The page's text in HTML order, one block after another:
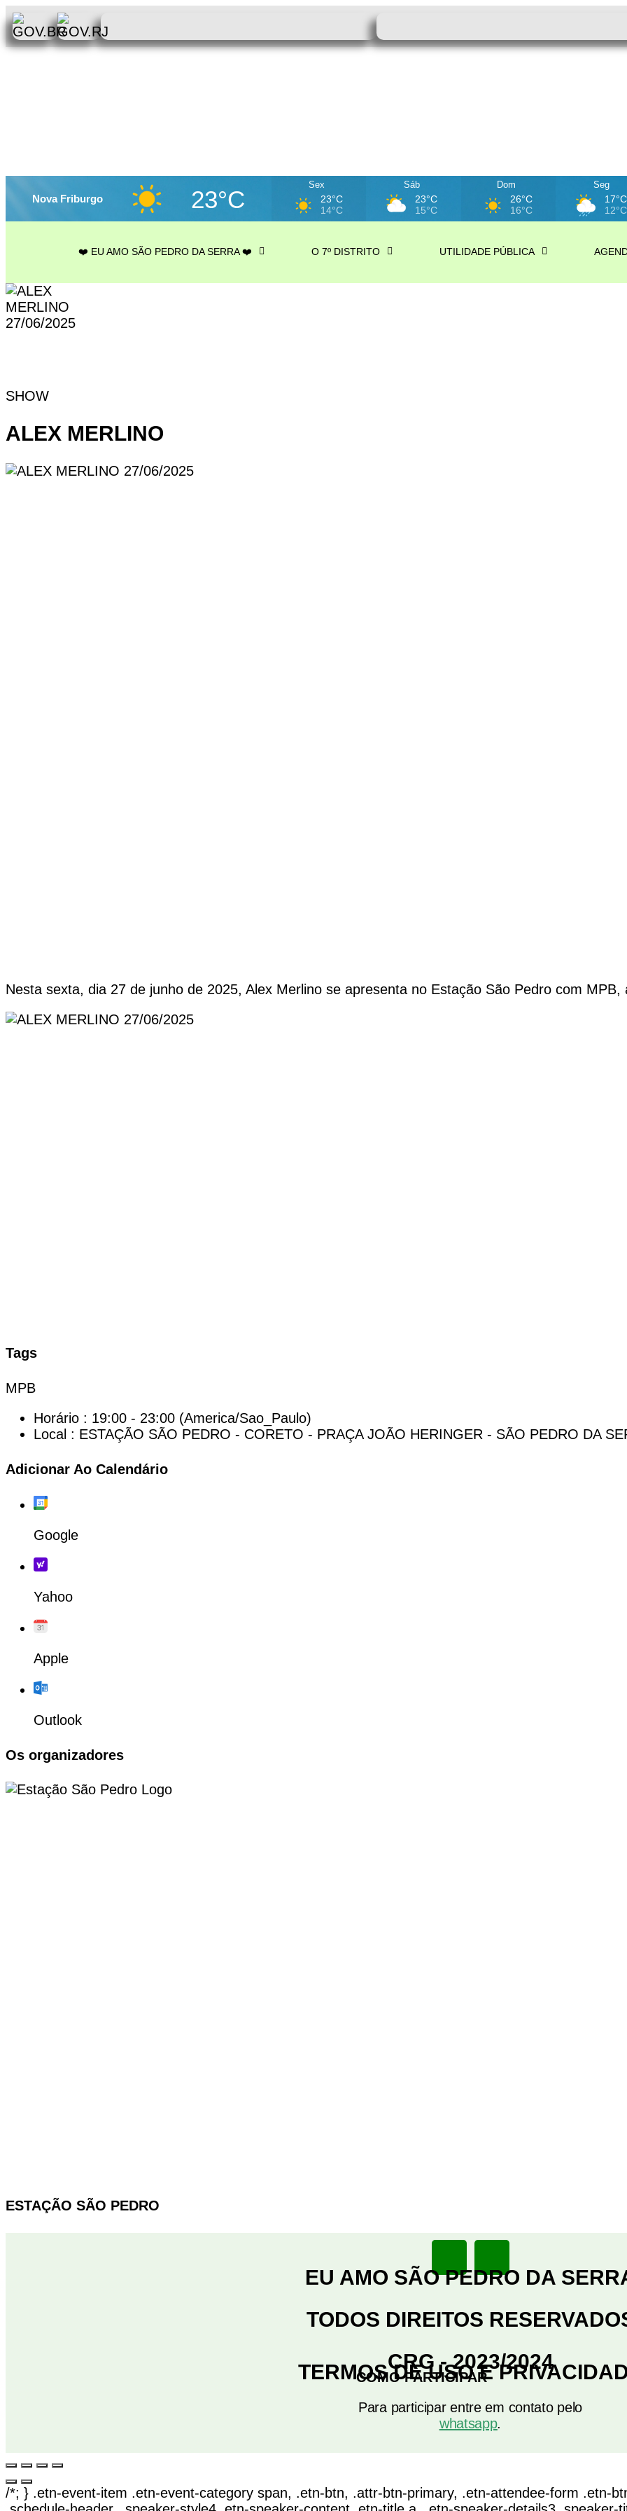
Nova Friburgo 23°C
Sex
23°C
14°C
Sáb
23°C
15°C
Dom
26°C
16°C
Seg
17°C
12°C
❤️ EU AMO SÃO PEDRO DA SERRA ❤️ O 7º DISTRITO UTILIDADE PÚBLICA
SHOW
ALEX MERLINO
Nesta sexta, dia 27 de junho de 2025, Alex Merlino se apresenta no Estação São Pedro com MPB,
Tags
MPB
Horário : 19:00 - 23:00 (America/Sao_Paulo)
Local : ESTAÇÃO SÃO PEDRO - CORETO - PRAÇA JOÃO HERINGER - SÃO PEDRO DA
Adicionar Ao Calendário
Google
Yahoo
Apple
Outlook
Os organizadores
ESTAÇÃO SÃO PEDRO
EU AMO SÃO PEDRO DA
TODOS DIREITOS
CRG - 2023/2024
TERMOS DE USO E
COMO PARTICIPAR
Para participar entre em contato pelo
whatsapp.
/*; } .etn-event-item .etn-event-category span, .etn-btn, .attr-btn-primary, .etn-attendee-form .etn-